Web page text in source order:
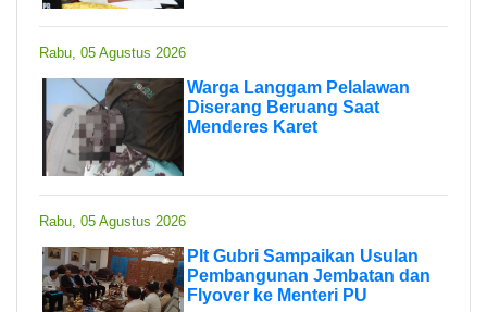
Rabu, 05 Agustus 2026
Warga Langgam Pelalawan
Diserang Beruang Saat
Menderes Karet
Rabu, 05 Agustus 2026
Plt Gubri Sampaikan Usulan
Pembangunan Jembatan dan
Flyover ke Menteri PU